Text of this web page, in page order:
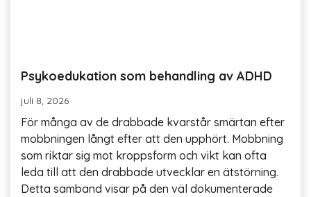
Psykoedukation som behandling av ADHD
juli 8, 2026
För många av de drabbade kvarstår smärtan efter
mobbningen långt efter att den upphört. Mobbning
som riktar sig mot kroppsform och vikt kan ofta
leda till att den drabbade utvecklar en ätstörning.
Detta samband visar på den väl dokumenterade